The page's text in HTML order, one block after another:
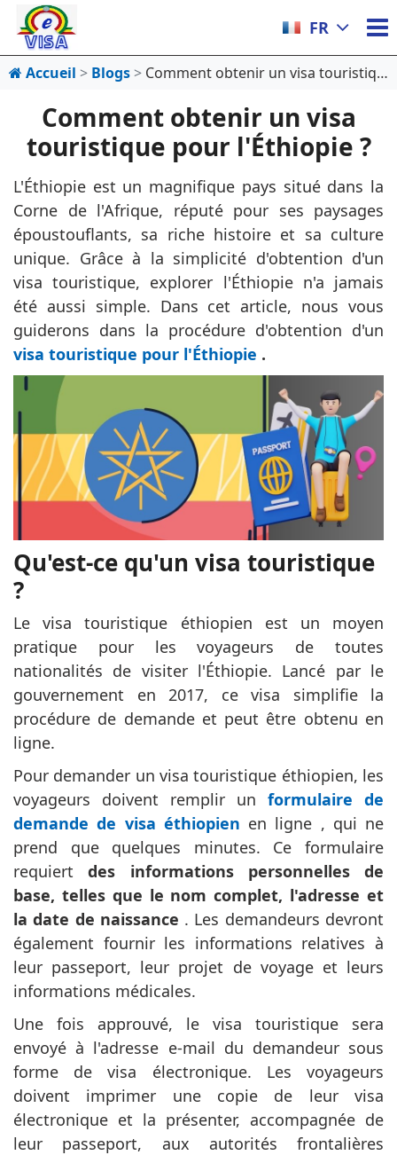
FR
Accueil Blogs Comment obtenir un visa touristique pour l'Éthiopie ?
Comment obtenir un visa
touristique pour l'Éthiopie ?
L'Éthiopie est un magnifique pays situé dans la
Corne de l'Afrique, réputé pour ses paysages
époustouflants, sa riche histoire et sa culture
unique. Grâce à la simplicité d'obtention d'un
visa touristique, explorer l'Éthiopie n'a jamais
été aussi simple. Dans cet article, nous vous
guiderons dans la procédure d'obtention d'un
visa touristique pour l'Éthiopie .
Qu'est-ce qu'un visa touristique
?
Le visa touristique éthiopien est un moyen
pratique pour les voyageurs de toutes
nationalités de visiter l'Éthiopie. Lancé par le
gouvernement en 2017, ce visa simplifie la
procédure de demande et peut être obtenu en
ligne.
Pour demander un visa touristique éthiopien, les
voyageurs doivent remplir un formulaire de
demande de visa éthiopien en ligne , qui ne
prend que quelques minutes. Ce formulaire
requiertdes informations personnelles de
base, telles que le nom complet, l'adresse et
la date de naissance . Les demandeurs devront
également fournir les informations relatives à
leur passeport, leur projet de voyage et leurs
informations médicales.
Une fois approuvé, le visa touristique sera
envoyé à l'adresse e-mail du demandeur sous
forme de visa électronique. Les voyageurs
doivent imprimer une copie de leur visa
électronique et la présenter, accompagnée de
leur passeport, aux autorités frontalières